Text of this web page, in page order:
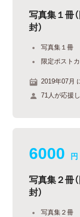
写真集１冊
封）
写真集１冊
限定ポスト
2019年07月
71人が応援
6000 円
写真集２冊
封）
写真集２冊